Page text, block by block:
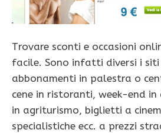
Trovare sconti e occasioni
facile. Sono infatti diversi i
abbonamenti in palestra o
cene in ristoranti, week-end in
in agriturismo, biglietti a
specialistiche ecc. a prezzi